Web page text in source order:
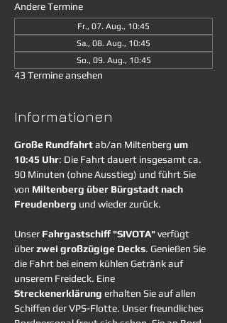
Andere Termine
Fr., 07. Aug., 10:45
Sa., 08. Aug., 10:45
So., 09. Aug., 10:45
43 Termine ansehen
Informationen
Große Rundfahrt ab/an Miltenberg um
10:45 Uhr: Die Fahrt dauert insgesamt ca.
90 Minuten (ohne Ausstieg) und führt Sie
von Miltenberg über Bürgstadt nach
Freudenberg und wieder zurück.
Unser Fahrgastschiff "SIVOTA" verfügt
über zwei großzügige Decks. Genießen Sie
die Fahrt bei einem kühlen Getränk auf
unserem Freideck. Eine
Streckenerklärung erhalten Sie auf allen
Schiffen der VPS-Flotte. Unser freundliches